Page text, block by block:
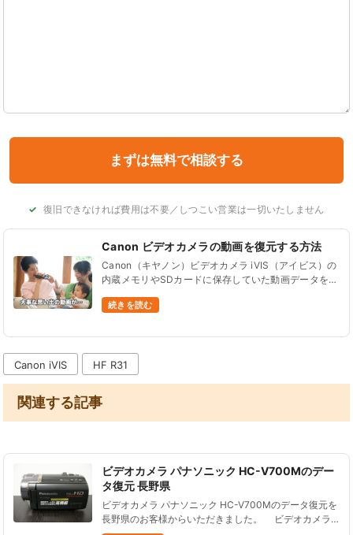
復旧できなければ費用は不要／しつこい営業は一切いたしません
Canon ビデオカメラの動画を復元する方法
Canon（キヤノン）ビデオカメラ iVIS（アイビス）の
内蔵メモリやSDカードに保存していた動画データを間
タが全て消えてしまった…。こんなご相談をよくいた
続きを読む
Canon iVIS HF R31
関連する記事
ビデオカメラ パナソニック HC-V700Mのデー
タ復元 長野県
ビデオカメラ パナソニック HC-V700Mのデータ復元を
長野県のお客様からいただきました。 ビデオカメラ